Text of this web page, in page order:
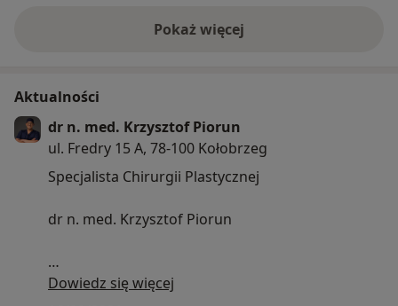
Pokaż więcejo doświadczeniu
Aktualności
dr n. med. Krzysztof Piorun
ul. Fredry 15 A, 78-100 Kołobrzeg
Specjalista Chirurgii Plastycznej
dr n. med. Krzysztof Piorun
Dowiedz się więcej